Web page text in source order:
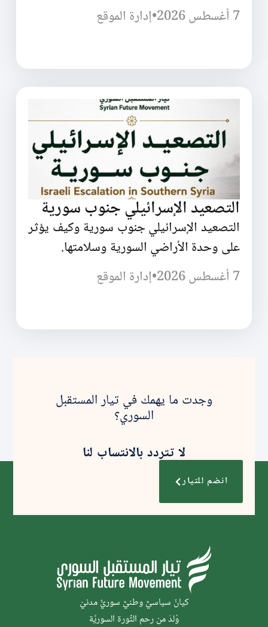
7 أغسطس 2026
•إدارة الموقع
التصعيد الإسرائيلي جنوب سورية
التصعيد الإسرائيلي جنوب سورية وكيف يؤثر
على وحدة الأراضي السورية وسلامتها.
7 أغسطس 2026
•إدارة الموقع
وجدت ما يهمك في تيار المستقبل
السوري؟
لا تتردد بالانتساب لنا
انضم للتيار
كيانٌ سياسيٌّ وطنيٌّ سوريٌّ مدنيّ
وُلدَ من رحم الثَّورة السوريَّة